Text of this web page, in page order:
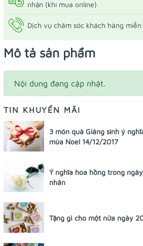
nhận (khi mua online)
Dịch vụ chăm sóc khách hàng
Mô tả sản phẩm
Nội dung đang cập nhật.
TIN KHUYẾN MÃI
3 món quà Giáng sinh ý
mùa Noel 14/12/2017
Ý nghĩa hoa hồng trong
nhân
Tặng gì cho một nửa ngày